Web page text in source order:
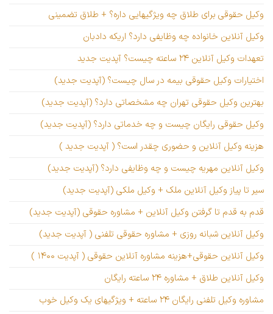
وکیل حقوقی برای طلاق چه ویژگیهایی داره؟ + طلاق تضمینی
وکیل آنلاین خانواده چه وظایفی دارد؟ اریکه دادبان
تعهدات وکیل آنلاین ۲۴ ساعته چیست؟ آپدیت جدید
اختیارات وکیل حقوقی بیمه در سال چیست؟ (آپدیت جدید)
بهترین وکیل حقوقی تهران چه مشخصاتی دارد؟ (آپدیت جدید)
وکیل حقوقی رایگان چیست و چه خدماتی دارد؟ (آپدیت جدید)
هزینه وکیل آنلاین و حضوری چقدر است؟ ( آپدیت جدید )
وکیل آنلاین مهریه چیست و چه وظایفی دارد؟ (آپدیت جدید)
سیر تا پیاز وکیل آنلاین ملک + وکیل ملکی (آپدیت جدید)
قدم به قدم تا گرفتن وکیل آنلاین + مشاوره حقوقی (آپدیت جدید)
وکیل آنلاین شبانه روزی + مشاوره حقوقی تلفنی ( آپدیت جدید)
وکیل آنلاین حقوقی+هزینه مشاوره آنلاین حقوقی ( آپدیت ۱۴۰۰ )
وکیل آنلاین طلاق + مشاوره ۲۴ ساعته رایگان
مشاوره وکیل تلفنی رایگان ۲۴ ساعته + ویژگیهای یک وکیل خوب